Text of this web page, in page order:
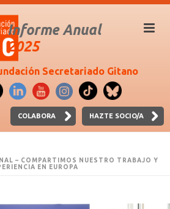
Informe Anual
2025
Secretariado Gitano
COLABORA HAZTE SOCIO/A
– COMPARTIMOS NUESTRO TRABAJO Y
EN EUROPA